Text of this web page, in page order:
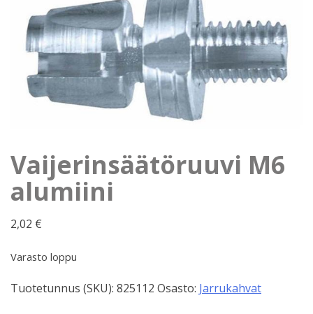
Vaijerinsäätöruuvi M6
alumiini
2,02 €
Varasto loppu
Tuotetunnus (SKU): 825112 Osasto: Jarrukahvat